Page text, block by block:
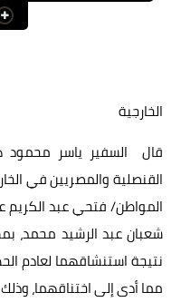
الخارجية
قال السفير ياسر محمود
القنصلية والمصريين في
المواطن/ فتحي عبد الكريم
شعبان عبد الرشيد محمد،
نتيجة استنشاقهما لعادم
مما أدى إلى اختناقهما،